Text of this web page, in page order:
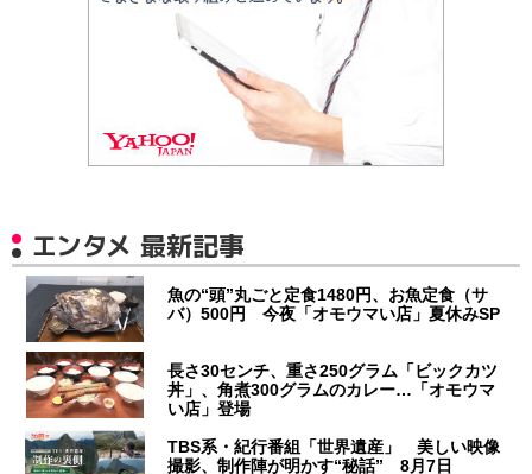
エンタメ 最新記事
魚の“頭”丸ごと定食1480円、お魚定食（サ
バ）500円 今夜「オモウマい店」夏休みSP
長さ30センチ、重さ250グラム「ビックカツ
丼」、角煮300グラムのカレー…「オモウマ
い店」登場
TBS系・紀行番組「世界遺産」 美しい映像
撮影、制作陣が明かす“秘話” 8月7日